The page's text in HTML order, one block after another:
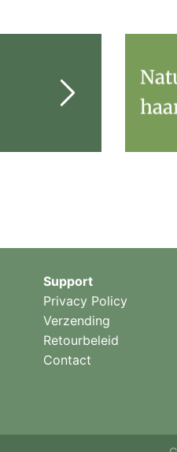
Support
Privacy Policy
Verzending
Retourbeleid
Contact